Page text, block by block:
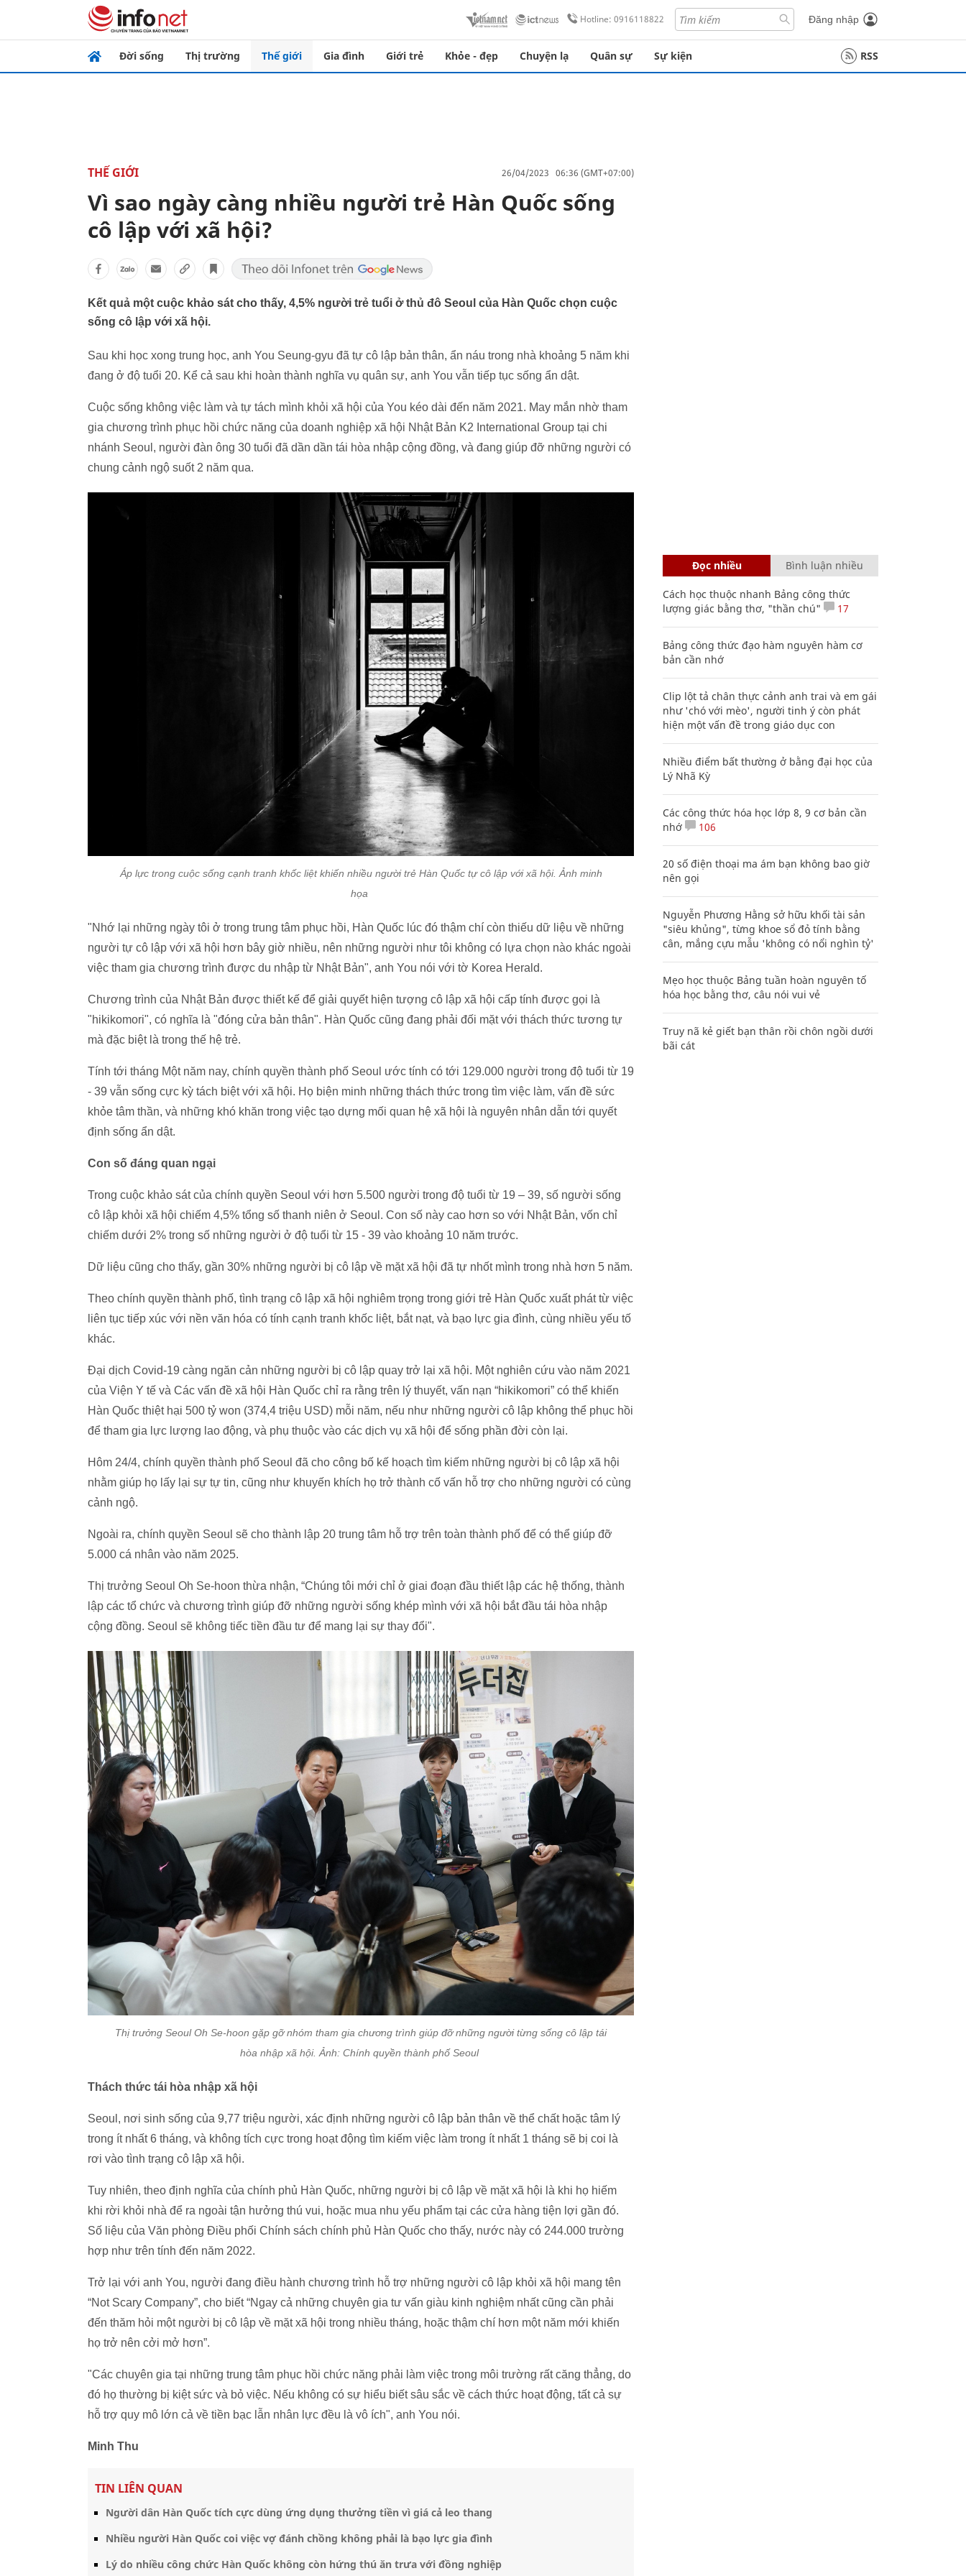
Hotline: 0916118822 Đăng nhập
Đời sống Thị trường Thế giới Gia đình Giới trẻ Khỏe - đẹp Chuyện lạ Quân sự Sự kiện RSS
THẾ GIỚI 26/04/2023 06:36 (GMT+07:00)
Vì sao ngày càng nhiều người trẻ Hàn Quốc sống
cô lập với xã hội?
Kết quả một cuộc khảo sát cho thấy, 4,5% người trẻ tuổi ở thủ đô Seoul của Hàn Quốc chọn cuộc
sống cô lập với xã hội.
Sau khi học xong trung học, anh You Seung-gyu đã tự cô lập bản thân, ẩn náu trong nhà khoảng 5 năm khi
đang ở độ tuổi 20. Kể cả sau khi hoàn thành nghĩa vụ quân sự, anh You vẫn tiếp tục sống ẩn dật.
Cuộc sống không việc làm và tự tách mình khỏi xã hội của You kéo dài đến năm 2021. May mắn nhờ tham
gia chương trình phục hồi chức năng của doanh nghiệp xã hội Nhật Bản K2 International Group tại chi
nhánh Seoul, người đàn ông 30 tuổi đã dần dần tái hòa nhập cộng đồng, và đang giúp đỡ những người có
chung cảnh ngộ suốt 2 năm qua.
Áp lực trong cuộc sống cạnh tranh khốc liệt khiến nhiều người trẻ Hàn Quốc tự cô lập với xã hội. Ảnh minh
họa
"Nhớ lại những ngày tôi ở trong trung tâm phục hồi, Hàn Quốc lúc đó thậm chí còn thiếu dữ liệu về những
người tự cô lập với xã hội hơn bây giờ nhiều, nên những người như tôi không có lựa chọn nào khác ngoài
việc tham gia chương trình được du nhập từ Nhật Bản", anh You nói với tờ Korea Herald.
Chương trình của Nhật Bản được thiết kế để giải quyết hiện tượng cô lập xã hội cấp tính được gọi là
"hikikomori", có nghĩa là "đóng cửa bản thân". Hàn Quốc cũng đang phải đối mặt với thách thức tương tự
mà đặc biệt là trong thế hệ trẻ.
Tính tới tháng Một năm nay, chính quyền thành phố Seoul ước tính có tới 129.000 người trong độ tuổi từ 19
- 39 vẫn sống cực kỳ tách biệt với xã hội. Họ biện minh những thách thức trong tìm việc làm, vấn đề sức
khỏe tâm thần, và những khó khăn trong việc tạo dựng mối quan hệ xã hội là nguyên nhân dẫn tới quyết
định sống ẩn dật.
Con số đáng quan ngại
Trong cuộc khảo sát của chính quyền Seoul với hơn 5.500 người trong độ tuổi từ 19 – 39, số người sống
cô lập khỏi xã hội chiếm 4,5% tổng số thanh niên ở Seoul. Con số này cao hơn so với Nhật Bản, vốn chỉ
chiếm dưới 2% trong số những người ở độ tuổi từ 15 - 39 vào khoảng 10 năm trước.
Dữ liệu cũng cho thấy, gần 30% những người bị cô lập về mặt xã hội đã tự nhốt mình trong nhà hơn 5 năm.
Theo chính quyền thành phố, tình trạng cô lập xã hội nghiêm trọng trong giới trẻ Hàn Quốc xuất phát từ việc
liên tục tiếp xúc với nền văn hóa có tính cạnh tranh khốc liệt, bắt nạt, và bạo lực gia đình, cùng nhiều yếu tố
khác.
Đại dịch Covid-19 càng ngăn cản những người bị cô lập quay trở lại xã hội. Một nghiên cứu vào năm 2021
của Viện Y tế và Các vấn đề xã hội Hàn Quốc chỉ ra rằng trên lý thuyết, vấn nạn “hikikomori” có thể khiến
Hàn Quốc thiệt hại 500 tỷ won (374,4 triệu USD) mỗi năm, nếu như những người cô lập không thể phục hồi
để tham gia lực lượng lao động, và phụ thuộc vào các dịch vụ xã hội để sống phần đời còn lại.
Hôm 24/4, chính quyền thành phố Seoul đã cho công bố kế hoạch tìm kiếm những người bị cô lập xã hội
nhằm giúp họ lấy lại sự tự tin, cũng như khuyến khích họ trở thành cố vấn hỗ trợ cho những người có cùng
cảnh ngộ.
Ngoài ra, chính quyền Seoul sẽ cho thành lập 20 trung tâm hỗ trợ trên toàn thành phố để có thể giúp đỡ
5.000 cá nhân vào năm 2025.
Thị trưởng Seoul Oh Se-hoon thừa nhận, “Chúng tôi mới chỉ ở giai đoạn đầu thiết lập các hệ thống, thành
lập các tổ chức và chương trình giúp đỡ những người sống khép mình với xã hội bắt đầu tái hòa nhập
cộng đồng. Seoul sẽ không tiếc tiền đầu tư để mang lại sự thay đổi".
Thị trưởng Seoul Oh Se-hoon gặp gỡ nhóm tham gia chương trình giúp đỡ những người từng sống cô lập tái
hòa nhập xã hội. Ảnh: Chính quyền thành phố Seoul
Thách thức tái hòa nhập xã hội
Seoul, nơi sinh sống của 9,77 triệu người, xác định những người cô lập bản thân về thể chất hoặc tâm lý
trong ít nhất 6 tháng, và không tích cực trong hoạt động tìm kiếm việc làm trong ít nhất 1 tháng sẽ bị coi là
rơi vào tình trạng cô lập xã hội.
Tuy nhiên, theo định nghĩa của chính phủ Hàn Quốc, những người bị cô lập về mặt xã hội là khi họ hiếm
khi rời khỏi nhà để ra ngoài tận hưởng thú vui, hoặc mua nhu yếu phẩm tại các cửa hàng tiện lợi gần đó.
Số liệu của Văn phòng Điều phối Chính sách chính phủ Hàn Quốc cho thấy, nước này có 244.000 trường
hợp như trên tính đến năm 2022.
Trở lại với anh You, người đang điều hành chương trình hỗ trợ những người cô lập khỏi xã hội mang tên
“Not Scary Company”, cho biết “Ngay cả những chuyên gia tư vấn giàu kinh nghiệm nhất cũng cần phải
đến thăm hỏi một người bị cô lập về mặt xã hội trong nhiều tháng, hoặc thậm chí hơn một năm mới khiến
họ trở nên cởi mở hơn”.
"Các chuyên gia tại những trung tâm phục hồi chức năng phải làm việc trong môi trường rất căng thẳng, do
đó họ thường bị kiệt sức và bỏ việc. Nếu không có sự hiểu biết sâu sắc về cách thức hoạt động, tất cả sự
hỗ trợ quy mô lớn cả về tiền bạc lẫn nhân lực đều là vô ích", anh You nói.
Minh Thu
TIN LIÊN QUAN
Người dân Hàn Quốc tích cực dùng ứng dụng thưởng tiền vì giá cả leo thang
Nhiều người Hàn Quốc coi việc vợ đánh chồng không phải là bạo lực gia đình
Lý do nhiều công chức Hàn Quốc không còn hứng thú ăn trưa với đồng nghiệp
Đọc nhiều Bình luận nhiều
Cách học thuộc nhanh Bảng công thức
lượng giác bằng thơ, "thần chú"
17
Bảng công thức đạo hàm nguyên hàm cơ
bản cần nhớ
Clip lột tả chân thực cảnh anh trai và em gái
như 'chó với mèo', người tinh ý còn phát
hiện một vấn đề trong giáo dục con
Nhiều điểm bất thường ở bằng đại học của
Lý Nhã Kỳ
Các công thức hóa học lớp 8, 9 cơ bản cần
nhớ
106
20 số điện thoại ma ám bạn không bao giờ
nên gọi
Nguyễn Phương Hằng sở hữu khối tài sản
"siêu khủng", từng khoe sổ đỏ tính bằng
cân, mắng cựu mẫu 'không có nổi nghìn tỷ'
Mẹo học thuộc Bảng tuần hoàn nguyên tố
hóa học bằng thơ, câu nói vui vẻ
Truy nã kẻ giết bạn thân rồi chôn ngồi dưới
bãi cát